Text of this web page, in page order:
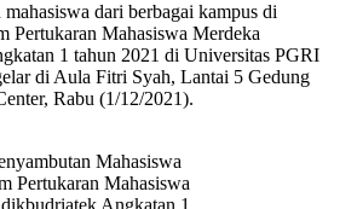
dari berbagai kampus di
Pertukaran Mahasiswa Merdeka
1 tahun 2021 di Universitas PGRI
di Aula Fitri Syah, Lantai 5 Gedung
Rabu (1/12/2021).
Mahasiswa
Pertukaran Mahasiswa